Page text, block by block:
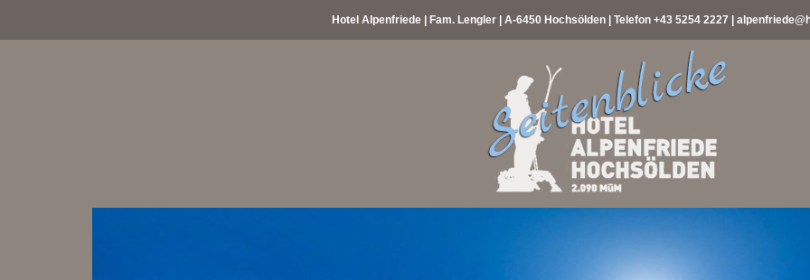
Hotel Alpenfriede | Fam. Lengler | A-6450 Hochsölden | Telefon +43 5254 2227